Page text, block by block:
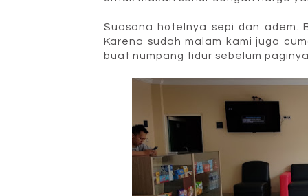
Suasana hotelnya sepi dan adem.
Karena sudah malam kami juga
buat numpang tidur sebelum